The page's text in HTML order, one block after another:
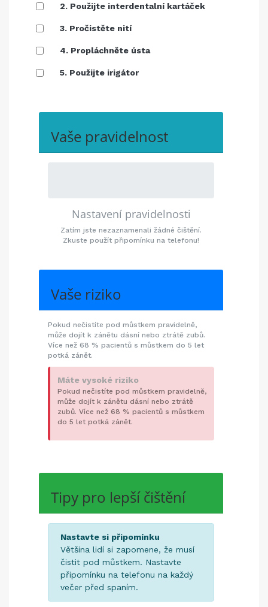
2. Použijte interdentalní kartáček
3. Pročistěte nití
4. Propláchněte ústa
5. Použijte irigátor
Vaše pravidelnost
Nastavení pravidelnosti
Zatím jste nezaznamenali žádné čištění.
Zkuste použít připomínku na telefonu!
Vaše riziko
Pokud nečistíte pod můstkem pravidelně,
může dojít k zánětu dásní nebo ztrátě zubů.
Více než 68 % pacientů s můstkem do 5 let
potká zánět.
Máte vysoké riziko
Pokud nečistíte pod můstkem pravidelně,
může dojít k zánětu dásní nebo ztrátě
zubů. Více než 68 % pacientů s můstkem
do 5 let potká zánět.
Tipy pro lepší čištění
Nastavte si připomínku
Většina lidí si zapomene, že musí
čistit pod můstkem. Nastavte
připomínku na telefonu na každý
večer před spaním.